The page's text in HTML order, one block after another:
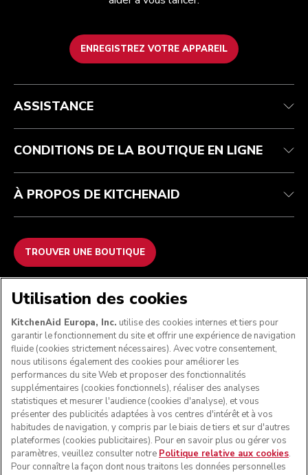
ENREGISTREZ VOTRE APPAREIL
Service après-vente
Garantie et documents
Contactez-nous
Conditions générales de vente
Retours et remboursements
Imprint
ODR
La marque
Trouver une boutique
ASSISTANCE
CONDITIONS DE LA BOUTIQUE EN LIGNE
À PROPOS DE KITCHENAID
TROUVER UNE BOUTIQUE
NOUS ACCEPTONS
SUIVEZ-NOUS
Utilisation des cookies
KitchenAid Europa, Inc. utilise des cookies internes et tiers pour
garantir le fonctionnement du site et offrir une expérience de navigation
fluide (cookies strictement nécessaires). Avec votre consentement,
nous utilisons également des cookies pour améliorer les
performances du site Web et proposer des fonctionnalités
supplémentaires (cookies fonctionnels), réaliser des analyses
statistiques et mesurer l'audience (cookies d'analyse), et vous
présenter des publicités adaptées à vos centres d'intérêt et à vos
habitudes de navigation, y compris par le biais de tiers et sur d'autres
plateformes (cookies publicitaires). Pour en savoir plus ou gérer vos
paramètres, veuillez consulter notre Politique relative aux cookies.
Pour connaître la façon dont nous traitons les données personnelles